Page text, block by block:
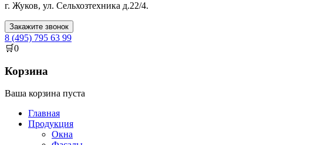
г. Жуков, ул. Сельхозтехника д.22/4.
Закажите звонок
8 (495) 795 63 99
🛒0
Корзина
Ваша корзина пуста
Главная
Продукция
Окна